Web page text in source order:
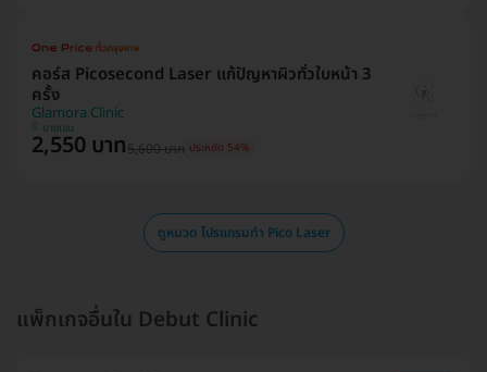
คอร์ส Picosecond Laser แก้ปัญหาผิวทั่วใบหน้า 3
ครั้ง
Glamora Clinic
บางเขน
2,550 บาท5,600 บาท ประหยัด 54%
ดูหมวด โปรแกรมทำ Pico Laser
แพ็กเกจอื่นใน Debut Clinic